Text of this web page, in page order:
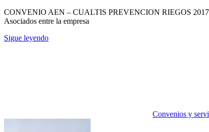
CONVENIO AEN – CUALTIS PREVENCION RIEGOS 2017
Asociados entre la empresa
Sigue leyendo
Convenios y